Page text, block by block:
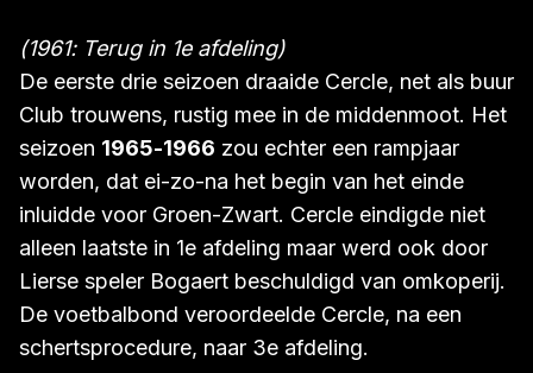
(1961: Terug in 1e afdeling)
De eerste drie seizoen draaide Cercle, net als buur
Club trouwens, rustig mee in de middenmoot. Het
seizoen 1965-1966 zou echter een rampjaar
worden, dat ei-zo-na het begin van het einde
inluidde voor Groen-Zwart. Cercle eindigde niet
alleen laatste in 1e afdeling maar werd ook door
Lierse speler Bogaert beschuldigd van omkoperij.
De voetbalbond veroordeelde Cercle, na een
schertsprocedure, naar 3e afdeling.